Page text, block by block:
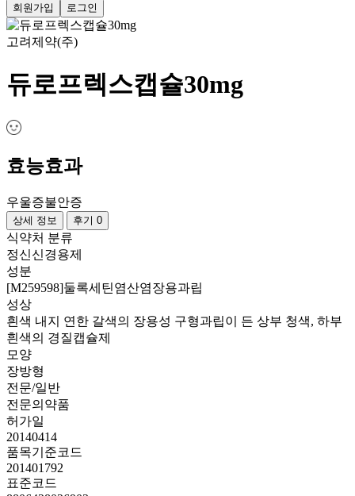
회원가입 로그인
고려제약(주)
듀로프렉스캡슐30mg
효능효과
우울증불안증
상세 정보 후기 0
식약처 분류
정신신경용제
성분
[M259598]둘록세틴염산염장용과립
성상
흰색 내지 연한 갈색의 장용성 구형과립이 든 상부 청색, 하부
흰색의 경질캡슐제
모양
장방형
전문/일반
전문의약품
허가일
20140414
품목기준코드
201401792
표준코드